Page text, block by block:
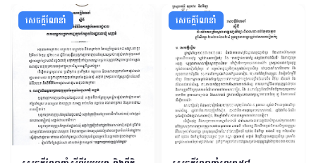
សេចក្ដីណែនាំ សេចក្ដីណែនាំ